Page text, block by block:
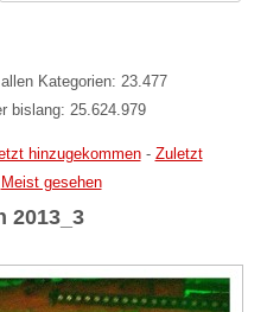
Kategorien: 23.477
bislang: 25.624.979
hinzugekommen- Zuletzt
Meist gesehen
2013_3